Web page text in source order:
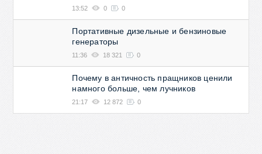
13:52 0 0
Портативные дизельные и бензиновые
генераторы
11:36 18 321 0
Почему в античность пращников ценили
намного больше, чем лучников
21:17 12 872 0